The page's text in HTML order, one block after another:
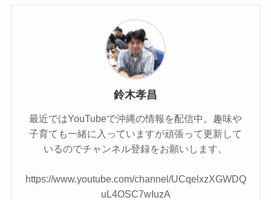
鈴木孝昌
最近ではYouTubeで沖縄の情報を配信中。趣味や
子育ても一緒に入っていますが頑張って更新して
いるのでチャンネル登録をお願いします。
https://www.youtube.com/channel/UCqelxzXGWDQ
uL4OSC7wIuzA